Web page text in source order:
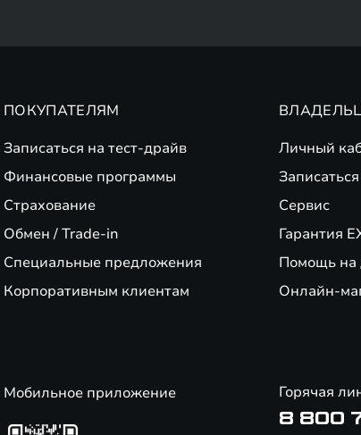
ПОКУПАТЕЛЯМ
Записаться на тест-драйв
Финансовые программы
Страхование
Обмен / Trade-in
Специальные предложения
Корпоративным клиентам
Личный
Сервис
Гарантия
Помощь на
Онлайн-
Мобильное приложение Горячая
8 800